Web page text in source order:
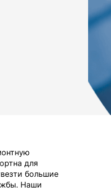
для
большие
Наши